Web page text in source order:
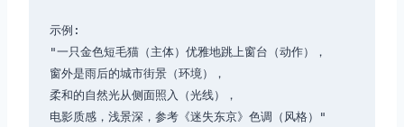
示例:
"一只金色短毛猫（主体）优雅地跳上窗台（动作），
窗外是雨后的城市街景（环境），
柔和的自然光从侧面照入（光线），